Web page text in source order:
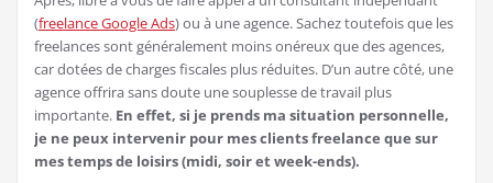
(freelance Google Ads) ou à une agence. Sachez toutefois que les
freelances sont généralement moins onéreux que des agences,
car dotées de charges fiscales plus réduites. D’un autre côté, une
agence offrira sans doute une souplesse de travail plus
importante. En effet, si je prends ma situation personnelle,
je ne peux intervenir pour mes clients freelance que sur
mes temps de loisirs (midi, soir et week-ends).